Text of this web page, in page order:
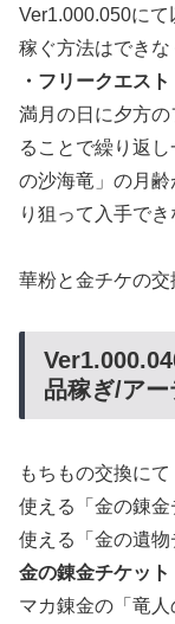
Ver1.000.050に
稼ぐ方法はできな
・フリークエス
満月の日に夕方
ることで繰り返
の沙海竜」の月
り狙って入手で
華粉と金チケの交
品稼ぎ/ア
もちもの交換に
使える「金の錬
使える「金の遺物
金の錬金チケット
マカ錬金の「竜